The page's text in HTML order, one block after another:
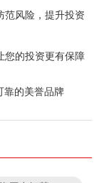
范风险，提升投资
您的投资更有保障
靠的美誉品牌